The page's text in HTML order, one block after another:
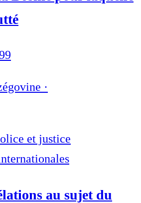
·
et justice
au sujet du